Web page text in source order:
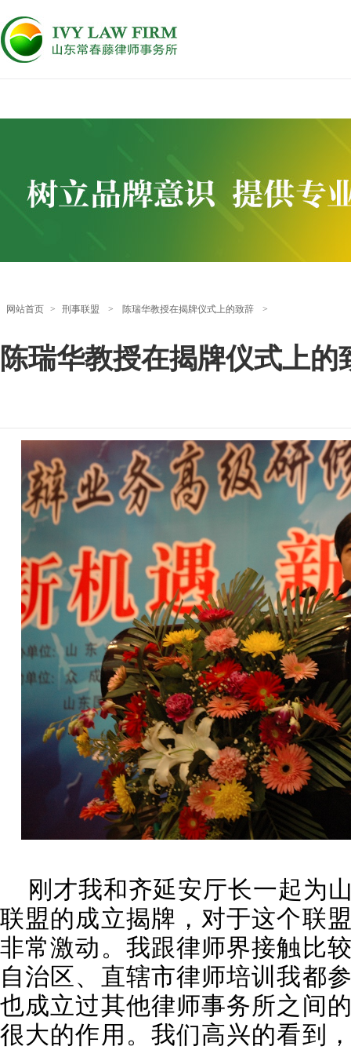
网站首页 > 刑事联盟 > 陈瑞华教授在揭牌仪式上的致辞 >
陈瑞华教授在揭牌仪式上的
刚才我和齐延安厅长一起为
联盟的成立揭牌，对于这个联
非常激动。我跟律师界接触比
自治区、直辖市律师培训我都
也成立过其他律师事务所之间
很大的作用。我们高兴的看到